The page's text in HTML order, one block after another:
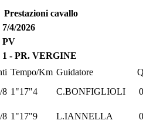
Prestazioni cavallo
7/4/2026
PV
1 - PR. VERGINE
Tempo/Km Guidatore
8 1"17"4 C.BONFIGLIOLI
8 1"17"9 L.IANNELLA